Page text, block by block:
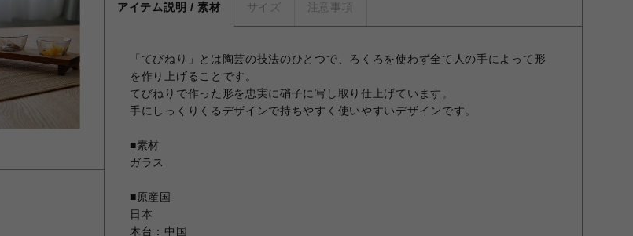
アイテム説明 / 素材 サイズ 注意事項
「てびねり」とは陶芸の技法のひとつで、ろくろを使わず全て人の手によって形
を作り上げることです。
てびねりで作った形を忠実に硝子に写し取り仕上げています。
手にしっくりくるデザインで持ちやすく使いやすいデザインです。
■素材
ガラス
■原産国
日本
木台：中国